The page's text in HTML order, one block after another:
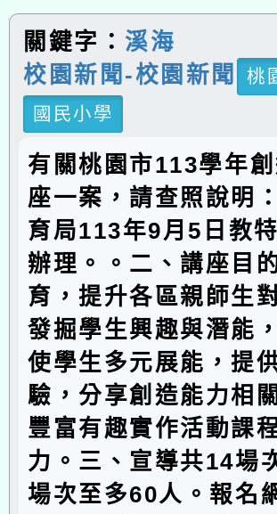
關鍵字： 溪海
校園新聞-校園新聞
桃
國民小學
有關桃園市113學年
座一案，請查照說明
育局113年9月5日教
辦理。。二、講座目
育，提升各區親師生
發掘學生興趣與潛能
使學生多元展能，提
驗，分享創造能力相
豐富有趣實作活動課
力。三、宣導共14場
場次至多60人。報名